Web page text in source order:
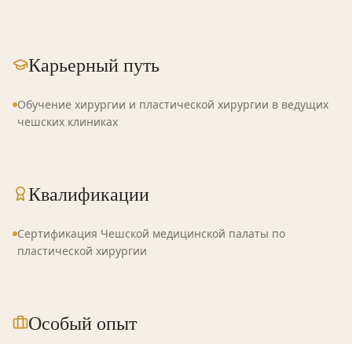
Карьерный путь
Обучение хирургии и пластической хирургии в ведущих
чешских клиниках
Квалификации
Сертификация Чешской медицинской палаты по
пластической хирургии
Особый опыт